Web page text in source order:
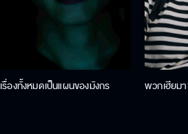
เรื่องทั้งหมดเป็นแผนของมังกร พวกเฮียม